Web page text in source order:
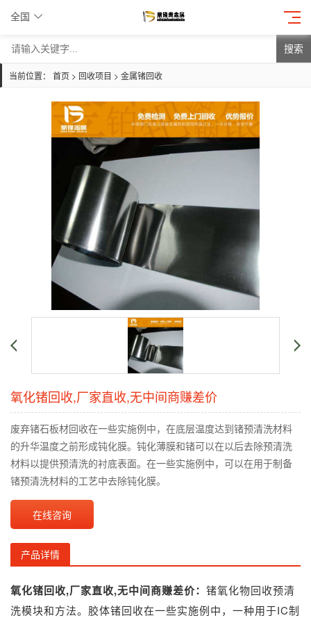
全国
搜索
当前位置： 首页 > 回收项目 > 金属锗回收
氧化锗回收,厂家直收,无中间商赚差价
废弃锗石板材回收在一些实施例中，在底层温度达到锗预清洗材料
的升华温度之前形成钝化膜。钝化薄膜和锗可以在以后去除预清洗
材料以提供预清洗的衬底表面。在一些实施例中，可以在用于制备
锗预清洗材料的工艺中去除钝化膜。
在线咨询
产品详情
氧化锗回收,厂家直收,无中间商赚差价： 锗氧化物回收预清
洗模块和方法。 胶体锗回收在一些实施例中，一种用于IC制